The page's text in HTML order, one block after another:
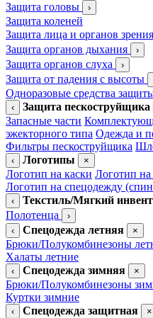
Защита головы
›
Защита коленей
Защита лица и органов зрения
Защита органов дыхания ›
Защита органов слуха ›
Защита от падения с высоты
Одноразовые средства
‹ Защита пескоструйщика
Запасные части
эжекторного типа Одежда и
Фильтры пескоструйщика
‹ Логотипы ×
Логотип на каски Логотип
Логотип на спецодежду
‹ Текстиль/Мягкий
Полотенца
›
‹
Спецодежда летняя ×
Брюки/Полукомбинезоны
Халаты летние
‹ Спецодежда зимняя ×
Брюки/Полукомбинезоны
Куртки зимние
‹ Спецодежда защитная ×